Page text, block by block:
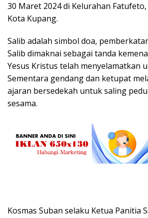
30 Maret 2024 di Kelurahan Fatufeto,
Kota Kupang.
Salib adalah simbol doa,
Salib dimaknai sebagai tanda
Yesus Kristus telah menyelamatkan
Sementara gendang dan ketupat
ajaran bersedekah untuk saling
sesama.
Kosmas Suban selaku Ketua Panitia